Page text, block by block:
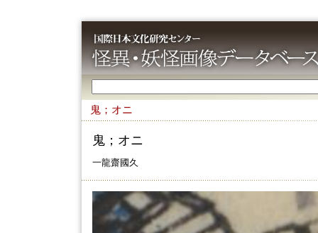
鬼；オニ
鬼；オニ
一龍齋國久